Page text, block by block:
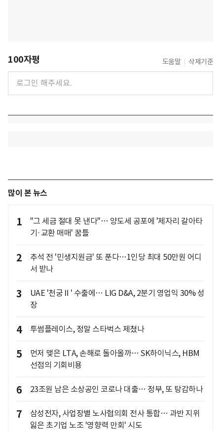
100자평 도움말 삭제기준
많이 본 뉴스
1
"그 세금 절대 못 낸다"… 양도세 공포에 '제자리 갈아타
기·교환 매매' 꿈틀
2
추석 전 '민생지원금' 또 푼다…1인당 최대 50만원 어디
서 받나
3
UAE '천궁Ⅱ' 수출에… LIG D&A, 2분기 영업익 30% 성
장
4 투썸플레이스, 정말 스타벅스 제쳤나
5
먼저 맺은 LTA, 손해로 돌아올까… SK하이닉스, HBM
선점의 기회비용
6 23조원 남은 소상공인 코로나 대출… 정부, 또 탕감하나
7
삼성전자, 사업장별 노사협의회 전사 통합… 과반 지위
잃은 초기업 노조 '영향력 만회' 시도